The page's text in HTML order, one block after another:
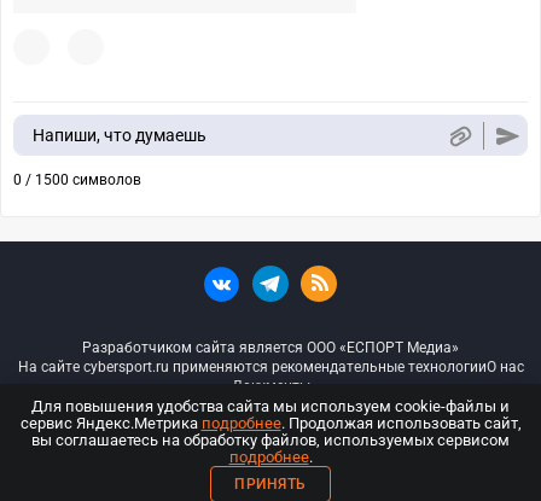
Напиши, что думаешь
0 / 1500 символов
Разработчиком сайта является ООО «ЕСПОРТ Медиа»
На сайте cybersport.ru применяются рекомендательные технологииО нас
Документы
© ООО «Киберспорт.ру» — Все права защищены
18+
Для повышения удобства сайта мы используем cookie-файлы и
сервис Яндекс.Метрика подробнее. Продолжая использовать сайт,
вы соглашаетесь на обработку файлов, используемых сервисом
подробнее.
ПРИНЯТЬ